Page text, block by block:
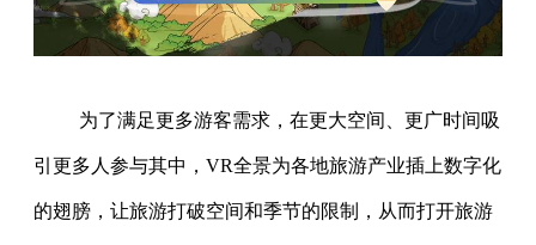
为了满足更多游客需求，在更大空间、更广时间吸
引更多人参与其中，VR全景为各地旅游产业插上数字化
的翅膀，让旅游打破空间和季节的限制，从而打开旅游